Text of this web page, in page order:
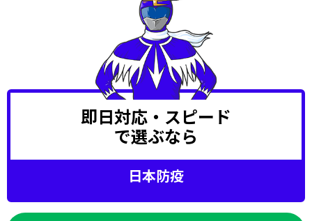
即日対応・スピード
で選ぶなら
日本防疫